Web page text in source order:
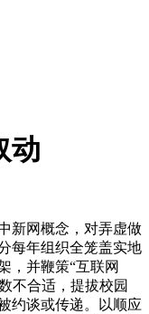
动
网概念，对弄虚做
每年组织全笼盖实地
，并鞭策“互联网
不合适，提拔校园
约谈或传递。以顺应